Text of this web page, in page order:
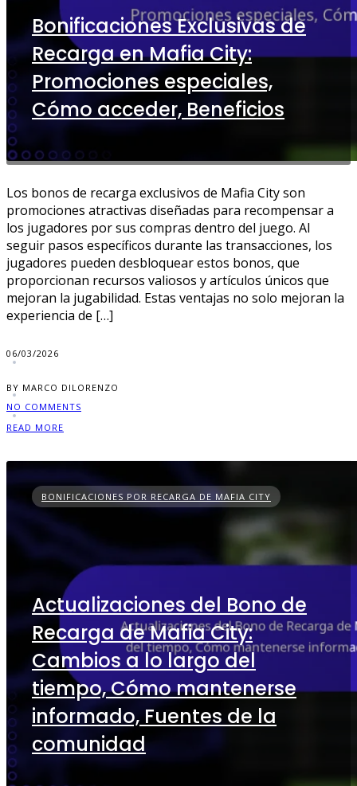
Bonificaciones Exclusivas de
Recarga en Mafia City:
Promociones especiales,
Cómo acceder, Beneficios
Los bonos de recarga exclusivos de Mafia City son
promociones atractivas diseñadas para recompensar a
los jugadores por sus compras dentro del juego. Al
seguir pasos específicos durante las transacciones, los
jugadores pueden desbloquear estos bonos, que
proporcionan recursos valiosos y artículos únicos que
mejoran la jugabilidad. Estas ventajas no solo mejoran la
experiencia de […]
06/03/2026
BY MARCO DILORENZO
NO COMMENTS
READ MORE
BONIFICACIONES POR RECARGA DE MAFIA CITY
Actualizaciones del Bono de
Recarga de Mafia City:
Cambios a lo largo del
tiempo, Cómo mantenerse
informado, Fuentes de la
comunidad